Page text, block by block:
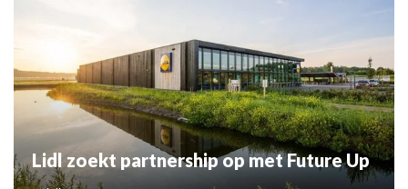
Lidl zoekt partnership op met Future Up